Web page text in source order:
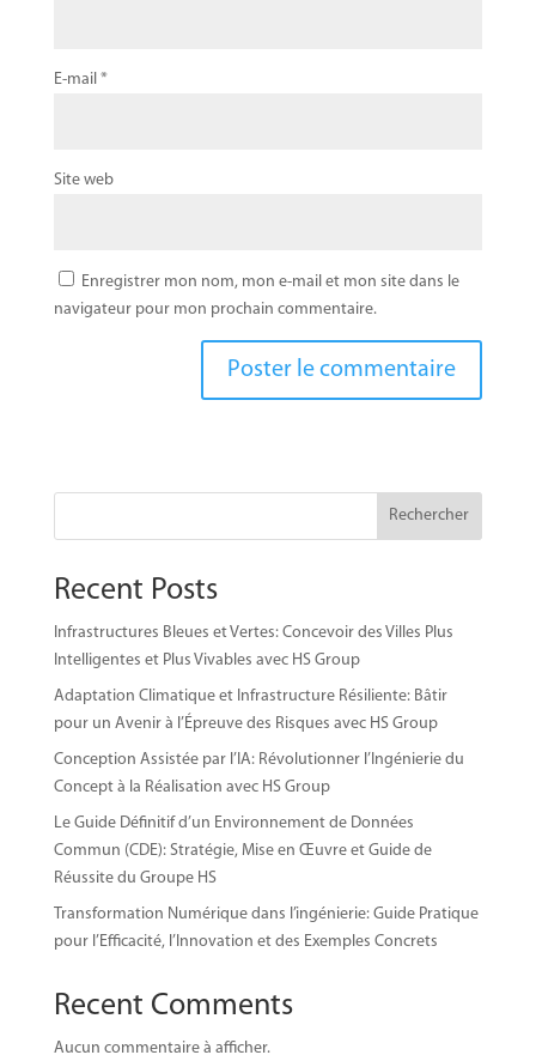
E-mail *
Site web
Enregistrer mon nom, mon e-mail et mon site dans le
navigateur pour mon prochain commentaire.
Rechercher
Recent Posts
Infrastructures Bleues et Vertes: Concevoir des Villes Plus
Intelligentes et Plus Vivables avec HS Group
Adaptation Climatique et Infrastructure Résiliente: Bâtir
pour un Avenir à l’Épreuve des Risques avec HS Group
Conception Assistée par l’IA: Révolutionner l’Ingénierie du
Concept à la Réalisation avec HS Group
Le Guide Définitif d’un Environnement de Données
Commun (CDE): Stratégie, Mise en Œuvre et Guide de
Réussite du Groupe HS
Transformation Numérique dans l’ingénierie: Guide Pratique
pour l’Efficacité, l’Innovation et des Exemples Concrets
Recent Comments
Aucun commentaire à afficher.